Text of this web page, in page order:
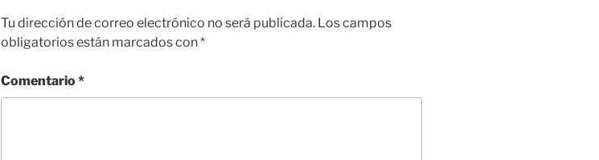
Tu dirección de correo electrónico no será publicada. Los campos
obligatorios están marcados con*
Comentario*